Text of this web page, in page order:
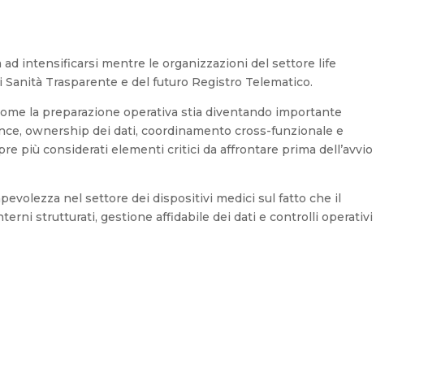
intensificarsi mentre le organizzazioni del settore life
Trasparente e del futuro Registro Telematico.
la preparazione operativa stia diventando importante
ownership dei dati, coordinamento cross-funzionale e
più considerati elementi critici da affrontare prima dell’avvio
nel settore dei dispositivi medici sul fatto che il
strutturati, gestione affidabile dei dati e controlli operativi